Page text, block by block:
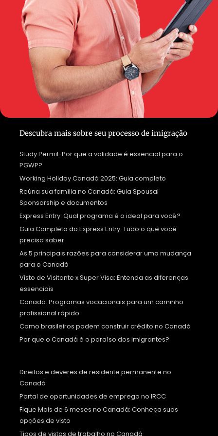
Descubra mais sobre seu processo de imigração
Study Permit: Por que a validade é essencial para o
PGWP?
Working Holiday Canadá 2025: Guia completo
Reúna sua família no Canadá: Guia Spousal
Sponsorship e documentos
Express Entry: Qual programa é o ideal para você?
Guia Completo do Express Entry: Tudo o que você
precisa saber
As 5 principais razões para considerar uma mudança
para o Canadá
Visto de Visitante x Super Visa: Entenda as diferenças
essenciais
Canadá: Programas vocacionais para um caminho
profissional rápido
Como brasileiros podem construir crédito no Canadá
Por que o Canadá é o paraíso dos imigrantes?
Direitos e deveres de residente permanente no
Canadá
Portal de oportunidades de emprego no IRCC
Fique Mais de 6 meses no Canadá: Conheça suas
opções de visto
Tipos de vistos de trabalho no Canadá